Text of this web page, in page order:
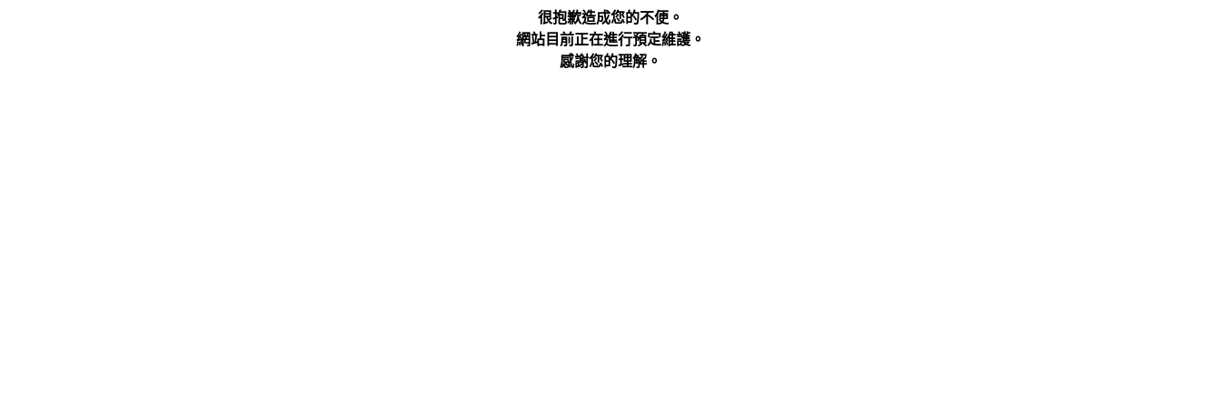
很抱歉造成您的不便。
網站目前正在進行預定維護。
感謝您的理解。